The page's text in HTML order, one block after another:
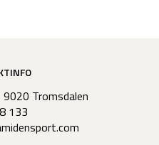
Tromsdalen
133